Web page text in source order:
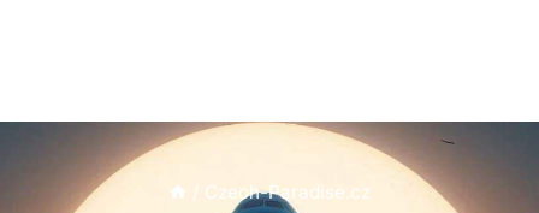
/ Czech-Paradise.cz